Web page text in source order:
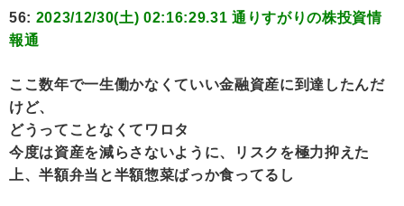
56: 2023/12/30(土) 02:16:29.31 通りすがりの株投資情
報通
ここ数年で一生働かなくていい金融資産に到達したんだ
けど、
どうってことなくてワロタ
今度は資産を減らさないように、リスクを極力抑えた
上、半額弁当と半額惣菜ばっか食ってるし